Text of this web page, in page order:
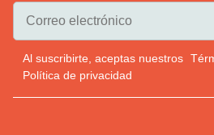
Al suscribirte, aceptas nuestros
Política de privacidad